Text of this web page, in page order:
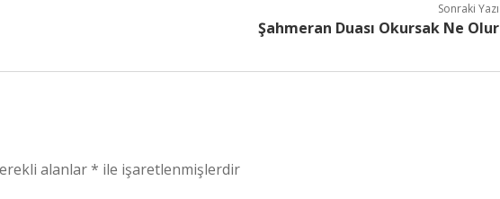
Sonraki Yazı
Şahmeran Duası Okursak Ne Olur
alanlar* ile işaretlenmişlerdir